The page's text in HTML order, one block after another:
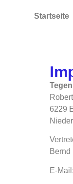
Startseite
6229
Bernd
E-